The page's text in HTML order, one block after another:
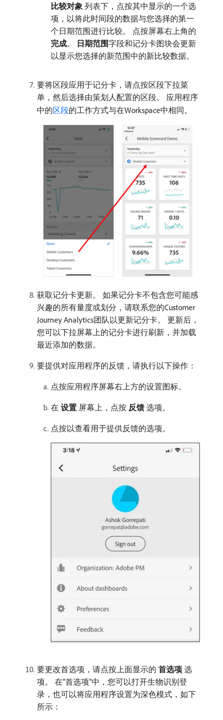
比较对象 ​列表下，点按其中显示的一个选
项，以将此时间段的数据与您选择的第一
个日期范围进行比较。 点按屏幕右上角的​
完成。 日期范围​字段和记分卡图块会更新
以显示您选择的新范围中的新比较数据。
要将区段应用于记分卡，请点按区段下拉菜
单，然后选择由策划人配置的区段。 应用程序
中的区段的工作方式与在Workspace中相同。
获取记分卡更新。 如果记分卡不包含您可能感
兴趣的所有量度或划分，请联系您的Customer
Journey Analytics团队以更新记分卡。 更新后，
您可以下拉屏幕上的记分卡进行刷新，并加载
最近添加的数据。
要提供对应用程序的反馈，请执行以下操作：
点按应用程序屏幕右上方的设置图标。
在​ 设置 ​屏幕上，点按​ 反馈 ​选项。
点按以查看用于提供反馈的选项。
要更改首选项，请点按上面显示的​ 首选项 ​选
项。 在“首选项”中，您可以打开生物识别登
录，也可以将应用程序设置为深色模式，如下
所示：